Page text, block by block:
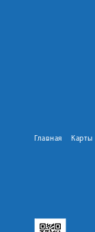
Главная Карты